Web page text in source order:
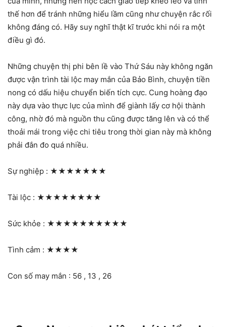
thế hơn để tránh những hiểu lầm cũng như chuyện rắc rối
không đáng có. Hãy suy nghĩ thật kĩ trước khi nói ra một
điều gì đó.
Những chuyện thị phi bên lề vào Thứ Sáu này không ngăn
được vận trình tài lộc may mắn của Bảo Bình, chuyện tiền
nong có dấu hiệu chuyển biến tích cực. Cung hoàng đạo
này dựa vào thực lực của mình để giành lấy cơ hội thành
công, nhờ đó mà nguồn thu cũng được tăng lên và có thể
thoải mái trong việc chi tiêu trong thời gian này mà không
phải đắn đo quá nhiều.
Sự nghiệp : ★★★★★★★
Tài lộc : ★★★★★★★★
Sức khỏe : ★★★★★★★★★★
Tình cảm : ★★★★
Con số may mắn : 56 , 13 , 26